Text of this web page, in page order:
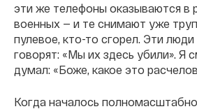
эти же телефоны оказываются в
военных — и те снимают уже
пулевое, кто-то сгорел. Эти
говорят: «Мы их здесь убили». Я
думал: «Боже, какое это
Когда началось